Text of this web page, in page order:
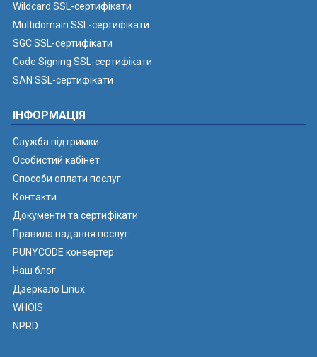
Wildcard SSL-сертифікати
Multidomain SSL-сертифікати
SGC SSL-сертифікати
Code Signing SSL-сертифікати
SAN SSL-сертифікати
ІНФОРМАЦІЯ
Служба підтримки
Особистий кабінет
Способи оплати послуг
Контакти
Документи та сертифікати
Правила надання послуг
PUNYCODE конвертер
Наш блог
Дзеркало Linux
WHOIS
NPRD